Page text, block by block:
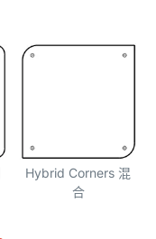
Hybrid Corners 混
合